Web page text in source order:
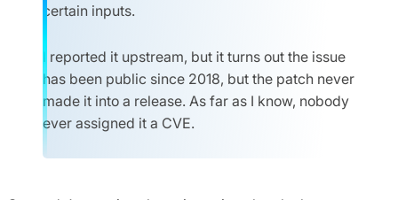
certain inputs.
I reported it upstream, but it turns out the issue
has been public since 2018, but the patch never
made it into a release. As far as I know, nobody
ever assigned it a CVE.